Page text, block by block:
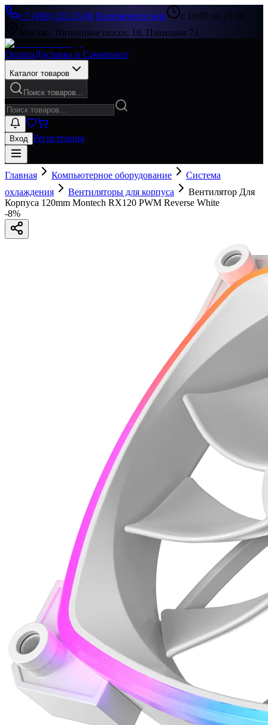
+7 (499) 322-33-86|Перезвоните мне
с 10:00 до 19:00
Москва, Пятницкое шоссе, 18, Павильон 73
ОплатаДоставка и Самовывоз
Каталог товаров
Поиск товаров...
Вход Регистрация
Главная Компьютерное оборудование
Система
охлаждения
Вентиляторы для корпуса
Вентилятор Для
Корпуса 120mm Montech RX120 PWM Reverse White
-8%